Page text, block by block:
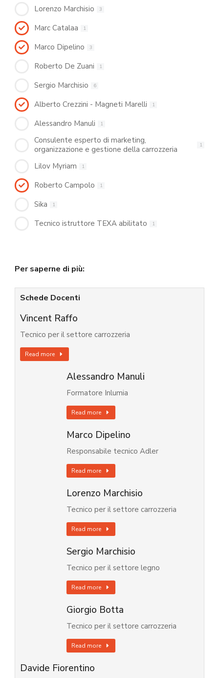
Lorenzo Marchisio 3
Marc Catalaa 1
Marco Dipelino 3
Roberto De Zuani 1
Sergio Marchisio 6
Alberto Crezzini - Magneti Marelli 1
Alessandro Manuli 1
Consulente esperto di marketing,
organizzazione e gestione della carrozzeria
1
Lilov Myriam 1
Roberto Campolo 1
Sika 1
Tecnico istruttore TEXA abilitato 1
Per saperne di più:
Schede Docenti
Vincent Raffo
Tecnico per il settore carrozzeria
Read more
Alessandro Manuli
Formatore Inlumia
Read more
Marco Dipelino
Responsabile tecnico Adler
Read more
Lorenzo Marchisio
Tecnico per il settore carrozzeria
Read more
Sergio Marchisio
Tecnico per il settore legno
Read more
Giorgio Botta
Tecnico per il settore carrozzeria
Read more
Davide Fiorentino